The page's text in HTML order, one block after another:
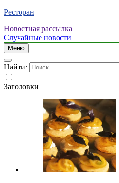
Ресторан
Новостная рассылка
Случайные новости
Меню
Найти:
Заголовки